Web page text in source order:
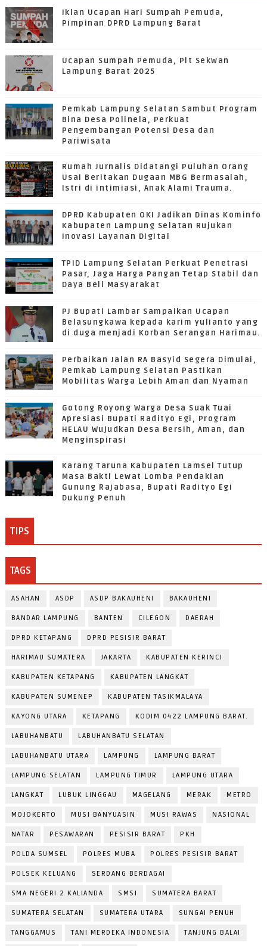
Iklan Ucapan Hari Sumpah Pemuda,
Pimpinan DPRD Lampung Barat
Ucapan Sumpah Pemuda, Plt Sekwan
Lampung Barat 2025
Pemkab Lampung Selatan Sambut Program
Bina Desa Polinela, Perkuat
Pengembangan Potensi Desa dan
Pariwisata
Rumah Jurnalis Didatangi Puluhan Orang
Usai Beritakan Dugaan MBG Bermasalah,
Istri di intimiasi, Anak Alami Trauma.
DPRD Kabupaten OKI Jadikan Dinas Kominfo
Kabupaten Lampung Selatan Rujukan
Inovasi Layanan Digital
TPID Lampung Selatan Perkuat Penetrasi
Pasar, Jaga Harga Pangan Tetap Stabil dan
Daya Beli Masyarakat
PJ Bupati Lambar Sampaikan Ucapan
Belasungkawa kepada karim yulianto yang
di duga menjadi Korban Serangan Harimau.
Perbaikan Jalan RA Basyid Segera Dimulai,
Pemkab Lampung Selatan Pastikan
Mobilitas Warga Lebih Aman dan Nyaman
Gotong Royong Warga Desa Suak Tuai
Apresiasi Bupati Radityo Egi, Program
HELAU Wujudkan Desa Bersih, Aman, dan
Menginspirasi
Karang Taruna Kabupaten Lamsel Tutup
Masa Bakti Lewat Lomba Pendakian
Gunung Rajabasa, Bupati Radityo Egi
Dukung Penuh
TIPS
TAGS
ASAHAN ASDP ASDP BAKAUHENI BAKAUHENI
BANDAR LAMPUNG BANTEN CILEGON DAERAH
DPRD KETAPANG DPRD PESISIR BARAT
HARIMAU SUMATERA JAKARTA KABUPATEN KERINCI
KABUPATEN KETAPANG KABUPATEN LANGKAT
KABUPATEN SUMENEP KABUPATEN TASIKMALAYA
KAYONG UTARA KETAPANG KODIM 0422 LAMPUNG BARAT.
LABUHANBATU LABUHANBATU SELATAN
LABUHANBATU UTARA LAMPUNG LAMPUNG BARAT
LAMPUNG SELATAN LAMPUNG TIMUR LAMPUNG UTARA
LANGKAT LUBUK LINGGAU MAGELANG MERAK METRO
MOJOKERTO MUSI BANYUASIN MUSI RAWAS NASIONAL
NATAR PESAWARAN PESISIR BARAT PKH
POLDA SUMSEL POLRES MUBA POLRES PESISIR BARAT
POLSEK KELUANG SERDANG BERDAGAI
SMA NEGERI 2 KALIANDA SMSI SUMATERA BARAT
SUMATERA SELATAN SUMATERA UTARA SUNGAI PENUH
TANGGAMUS TANI MERDEKA INDONESIA TANJUNG BALAI